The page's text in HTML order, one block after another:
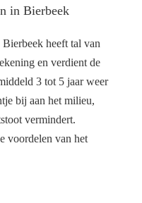
in Bierbeek
heeft tal van
en verdient de
3 tot 5 jaar weer
bij aan het milieu,
vermindert.
voordelen van het